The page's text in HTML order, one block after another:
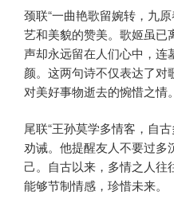
颈联“一曲艳歌留婉转，九
艺和美貌的赞美。歌姬虽已
声却永远留在人们心中，连
颜。这两句诗不仅表达了对
对美好事物逝去的惋惜之情。
尾联“王孙莫学多情客，自
劝诫。他提醒友人不要过多
己。自古以来，多情之人往
能够节制情感，珍惜未来。